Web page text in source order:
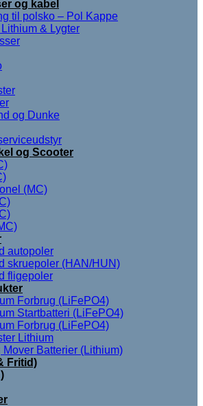
og kabel
til polsko – Pol Kappe
& Lygter
og Dunke
og Scooter
(MC)
autopoler
skruepoler (HAN/HUN)
fligepoler
Forbrug (LiFePO4)
Startbatteri (LiFePO4)
Forbrug (LiFePO4)
Lithium
Mover Batterier (Lithium)
Fritid)